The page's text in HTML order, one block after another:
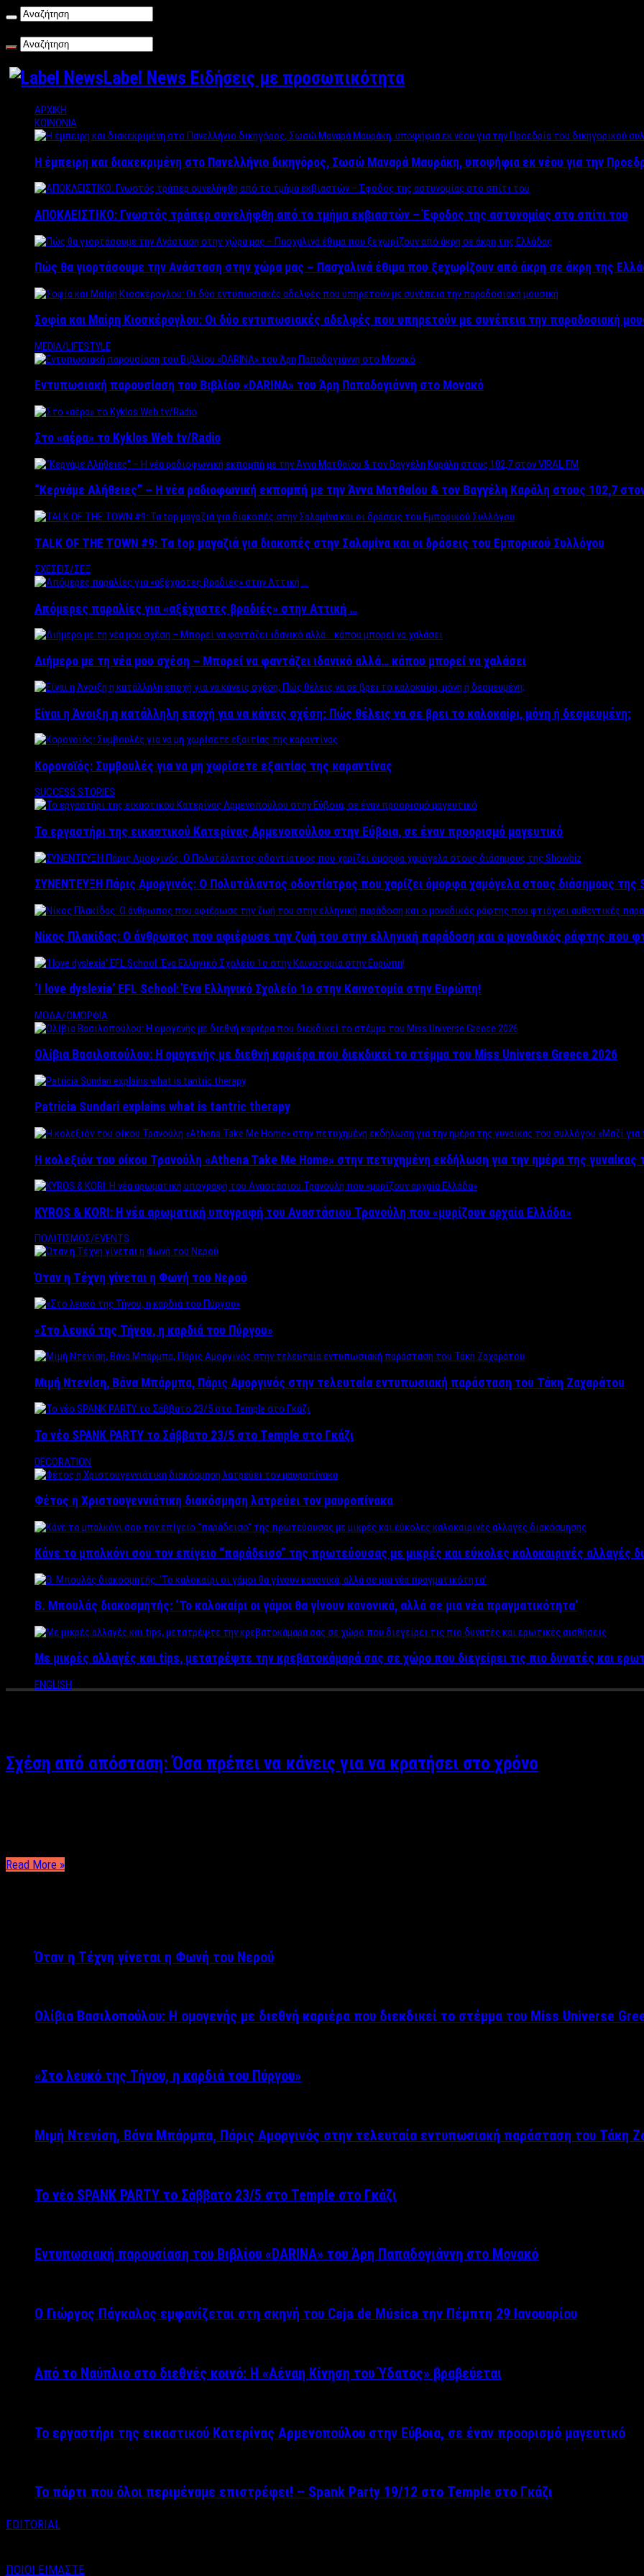
Label News Ειδήσεις με προσωπικότητα
ΑΡΧΙΚΗ
ΚΟΙΝΩΝΙΑ
Η έμπειρη και διακεκριμένη στο Πανελλήνιο δικηγόρος, Σωσώ Μαναρά Μαυράκη, υποψήφια εκ νέου για την
ΑΠΟΚΛΕΙΣΤΙΚΟ: Γνωστός τράπερ συνελήφθη από το τμήμα εκβιαστών – Έφοδος της αστυνομίας στο σπίτι του
Πώς θα γιορτάσουμε την Ανάσταση στην χώρα μας – Πασχαλινά έθιμα που ξεχωρίζουν από άκρη σε άκρη της
Σοφία και Μαίρη Κιοσκέρογλου: Οι δύο εντυπωσιακές αδελφές που υπηρετούν με συνέπεια την παραδοσιακή
MEDIA/LIFESTYLE
Εντυπωσιακή παρουσίαση του Βιβλίου «DARINA» του Άρη Παπαδογιάννη στο Μονακό
Στο «αέρα» το Kyklos Web tv/Radio
“Kερνάμε Αλήθειες” – Η νέα ραδιοφωνική εκπομπή με την Άννα Ματθαίου & τον Βαγγέλη Καράλη στους 102,7
TALK OF THE TOWN #9: Τα top μαγαζιά για διακοπές στην Σαλαμίνα και οι δράσεις του Εμπορικού Συλλόγου
ΣΧΕΣΕΙΣ/ΣΕΞ
Απόμερες παραλίες για «αξέχαστες βραδιές» στην Αττική …
Διήμερο με τη νέα μου σχέση – Μπορεί να φαντάζει ιδανικό αλλά… κάπου μπορεί να χαλάσει
Είναι η Άνοιξη η κατάλληλη εποχή για να κάνεις σχέση; Πώς θέλεις να σε βρει το καλοκαίρι, μόνη ή δεσμευμένη;
Κορονοϊός: Συμβουλές για να μη χωρίσετε εξαιτίας της καραντίνας
SUCCESS STORIES
Το εργαστήρι της εικαστικού Κατερίνας Αρμενοπούλου στην Εύβοια, σε έναν προορισμό μαγευτικό
ΣΥΝΕΝΤΕΥΞΗ Πάρις Αμοργινός: O Πολυτάλαντος οδοντίατρος που χαρίζει όμορφα χαμόγελα στους διάσημους της
Νίκος Πλακίδας: O άνθρωπος που αφιέρωσε την ζωή του στην ελληνική παράδοση και ο μοναδικός ράφτης που
‘Ι love dyslexia’ EFL School: Ένα Ελληνικό Σχολείo 1ο στην Καινοτομία στην Ευρώπη!
ΜΟΔΑ/ΟΜΟΡΦΙΑ
Ολίβια Βασιλοπούλου: Η ομογενής με διεθνή καριέρα που διεκδικεί το στέμμα του Miss Universe Greece 2026
Patricia Sundari explains what is tantric therapy
Η κολεξιόν του οίκου Τρανούλη «Athena Take Me Home» στην πετυχημένη εκδήλωση για την ημέρα της γυναίκας
KYROS & KORI: Η νέα αρωματική υπογραφή του Αναστάσιου Τρανούλη που «μυρίζουν αρχαία Ελλάδα»
ΠΟΛΙΤΙΣΜΟΣ/EVENTS
Όταν η Τέχνη γίνεται η Φωνή του Νερού
«Στο λευκό της Τήνου, η καρδιά του Πύργου»
Μιμή Ντενίση, Βάνα Μπάρμπα, Πάρις Αμοργινός στην τελευταία εντυπωσιακή παράσταση του Τάκη Ζαχαράτου
Το νέο SPANK PARTY το Σάββατο 23/5 στο Temple στο Γκάζι
DECORATION
Φέτος η Χριστουγεννιάτικη διακόσμηση λατρεύει τον μαυροπίνακα
Κάνε το μπαλκόνι σου τον επίγειο “παράδεισο” της πρωτεύουσας με μικρές και εύκολες καλοκαιρινές αλλαγές
Β. Μπουλάς διακοσμητής: ‘Το καλοκαίρι οι γάμοι θα γίνουν κανονικά, αλλά σε μια νέα πραγματικότητα’
Με μικρές αλλαγές και tips, μετατρέψτε την κρεβατοκάμαρά σας σε χώρο που διεγείρει τις πιο δυνατές και
ENGLISH
Σχέση από απόσταση: Όσα πρέπει να κάνεις για να κρατήσει στο χρόνο
Read More »
Όταν η Τέχνη γίνεται η Φωνή του Νερού
Ολίβια Βασιλοπούλου: Η ομογενής με διεθνή καριέρα που διεκδικεί το στέμμα του Miss Universe
«Στο λευκό της Τήνου, η καρδιά του Πύργου»
Μιμή Ντενίση, Βάνα Μπάρμπα, Πάρις Αμοργινός στην τελευταία εντυπωσιακή παράσταση του Τάκη
Το νέο SPANK PARTY το Σάββατο 23/5 στο Temple στο Γκάζι
Εντυπωσιακή παρουσίαση του Βιβλίου «DARINA» του Άρη Παπαδογιάννη στο Μονακό
Ο Γιώργος Πάγκαλος εμφανίζεται στη σκηνή του Caja de Música την Πέμπτη 29 Ιανουαρίου
Από το Ναύπλιο στο διεθνές κοινό: Η «Αέναη Κίνηση του Ύδατος» βραβεύεται
Το εργαστήρι της εικαστικού Κατερίνας Αρμενοπούλου στην Εύβοια, σε έναν προορισμό μαγευτικό
Το πάρτι που όλοι περιμέναμε επιστρέφει! – Spank Party 19/12 στο Temple στο Γκάζι
EDITORIAL
ΠΟΙΟΙ ΕΙΜΑΣΤΕ